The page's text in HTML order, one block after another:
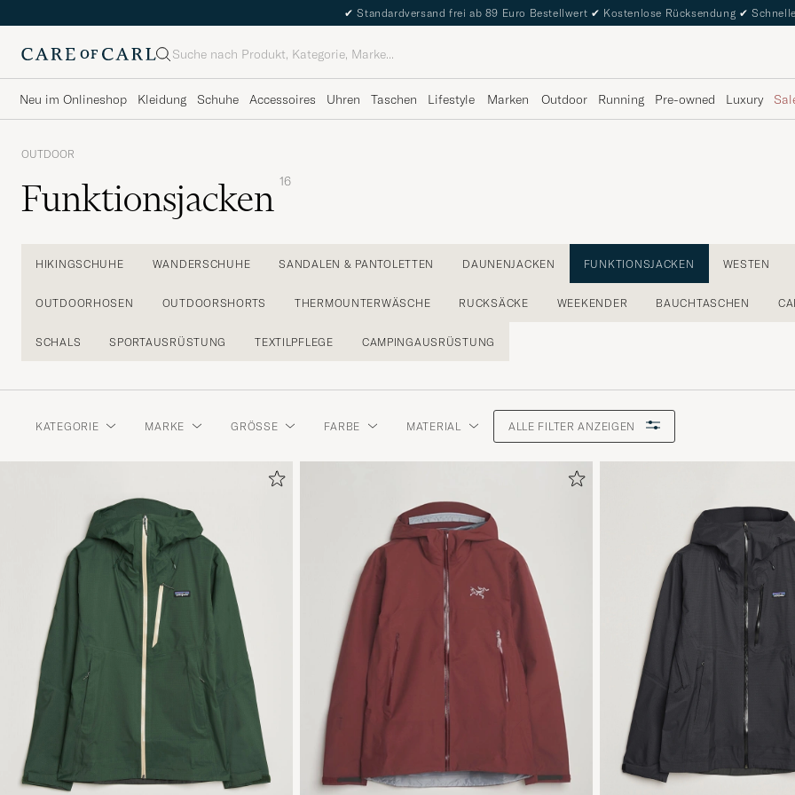
✔ Standardversand frei ab 89 Euro Bestellwert ✔ Kostenlose Rücksendung ✔
Suche
Neu im Onlineshop Kleidung Schuhe Accessoires Uhren Taschen Lifestyle Marken Outdoor Running Pre-owned Luxury
OUTDOOR
Funktionsjacken 16
HIKINGSCHUHE WANDERSCHUHE SANDALEN & PANTOLETTEN DAUNENJACKEN FUNKTIONSJACKEN WESTEN
OUTDOORHOSEN OUTDOORSHORTS THERMOUNTERWÄSCHE RUCKSÄCKE WEEKENDER BAUCHTASCHEN
SCHALS SPORTAUSRÜSTUNG TEXTILPFLEGE CAMPINGAUSRÜSTUNG
KATEGORIE MARKE GRÖSSE FARBE MATERIAL ALLE FILTER ANZEIGEN